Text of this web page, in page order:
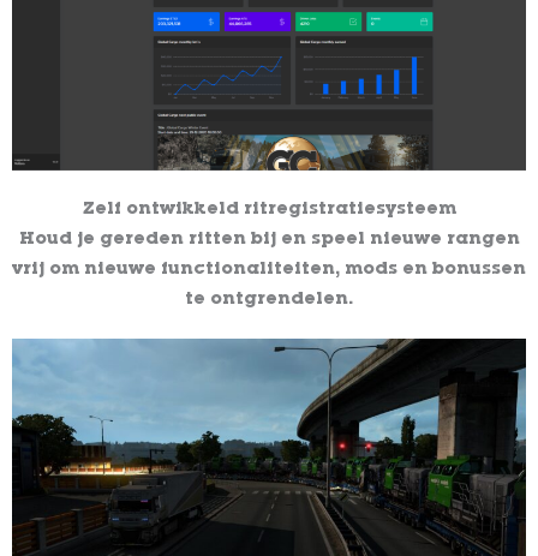
Zelf ontwikkeld ritregistratiesysteem
Houd je gereden ritten bij en speel nieuwe rangen
vrij om nieuwe functionaliteiten, mods en bonussen
te ontgrendelen.